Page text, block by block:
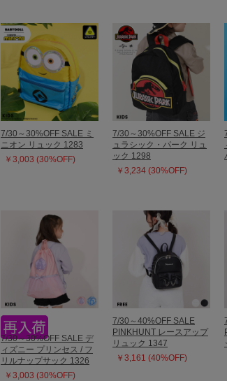
7/30～30%OFF SALE ミ
ニオン リュック 1283
￥3,003 (30%OFF)
7/30～30%OFF SALE ジ
ュラシック・パーク リュ
ック 1298
￥3,234 (30%OFF)
7/30～30%OFF SALE デ
ィズニー プリンセス / フ
リルナップサック 1326
￥3,003 (30%OFF)
7/30～40%OFF SALE
PINKHUNT レースアップ
リュック 1347
￥3,161 (40%OFF)